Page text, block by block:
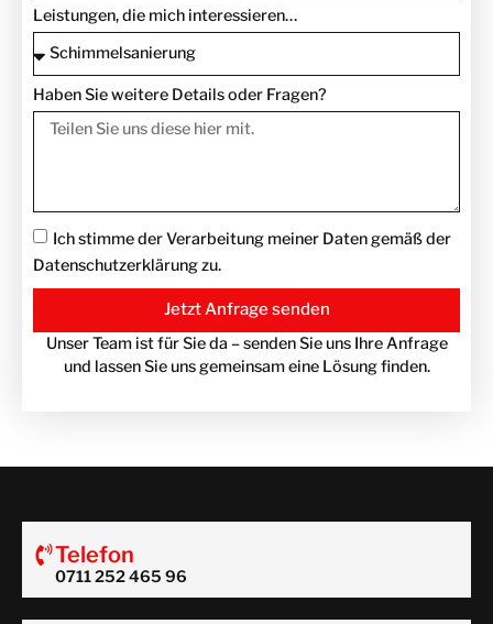
Leistungen, die mich interessieren…
Haben Sie weitere Details oder Fragen?
Ich stimme der Verarbeitung meiner Daten gemäß der
Datenschutzerklärung zu.
Jetzt Anfrage senden
Unser Team ist für Sie da – senden Sie uns Ihre Anfrage
und lassen Sie uns gemeinsam eine Lösung finden.
Telefon
0711 252 465 96